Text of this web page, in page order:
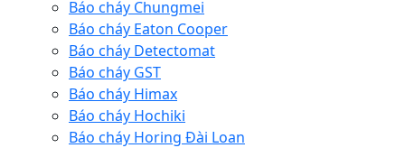
Báo cháy Chungmei
Báo cháy Eaton Cooper
Báo cháy Detectomat
Báo cháy GST
Báo cháy Himax
Báo cháy Hochiki
Báo cháy Horing Đài Loan